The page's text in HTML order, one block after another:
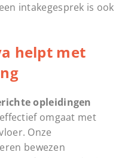
intakegesprek is ook
helpt met
opleidingen
omgaat met
Onze
bewezen